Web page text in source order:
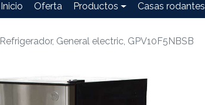
Inicio Oferta Productos Casas rodantes
Refrigerador, General electric, GPV10F5NBSB